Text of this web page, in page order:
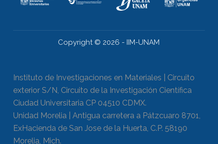
Copyright © 2026 - IIM-UNAM
Instituto de Investigaciones en Materiales | Circuito
exterior S/N, Circuito de la Investigación Científica
Ciudad Universitaria CP 04510 CDMX.
Unidad Morelia | Antigua carretera a Pátzcuaro 8701,
ExHacienda de San Jose de la Huerta, C.P. 58190
Morelia, Mich.